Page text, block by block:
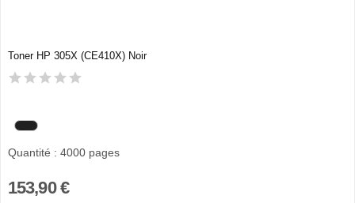
Toner HP 305X (CE410X) Noir
Quantité : 4000 pages
153,90 €